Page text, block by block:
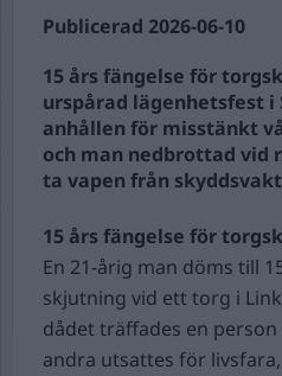
Publicerad 2026-06-10
15 års fängelse för
urspårad lägenhetsfest i
anhållen för misstänkt
och man nedbrottad vid
ta vapen från
15 års fängelse för
En 21-årig man döms till
skjutning vid ett torg i
dådet träffades en
andra utsattes för